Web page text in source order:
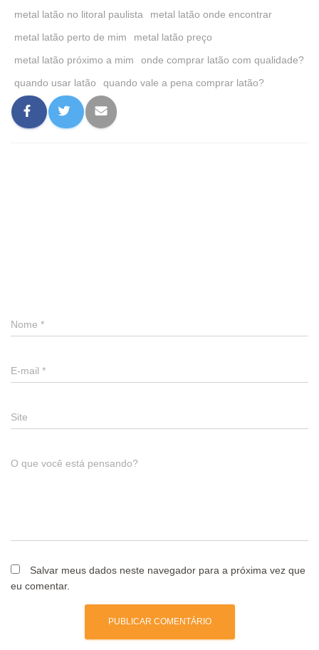
metal latão no litoral paulista
metal latão onde encontrar
metal latão perto de mim
metal latão preço
metal latão próximo a mim
onde comprar latão com qualidade?
quando usar latão
quando vale a pena comprar latão?
Nome *
E-mail *
Site
O que você está pensando?
Salvar meus dados neste navegador para a próxima vez que
eu comentar.